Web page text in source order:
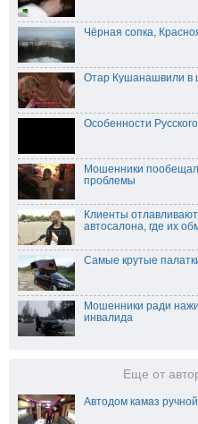
Чёрная сопка,
Отар Кушанашвили в
Особенности
Мошенники
проблемы
Клиенты
автосалона, где их
Самые крутые
Мошенники ради
инвалида
Еще от
Автодом камаз